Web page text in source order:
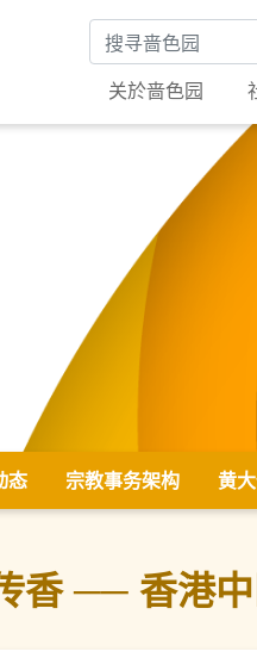
搜寻关键字
关於啬色园
态 宗教事务架构 黄
香 ── 香港